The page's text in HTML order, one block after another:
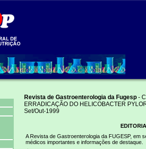
Revista de Gastroenterologia da Fugesp-
ERRADICAÇÃO DO HELICOBACTER
Set/Out-1999
A Revista de Gastroenterologia da FUGESP, em
médicos importantes e informações de destaque.